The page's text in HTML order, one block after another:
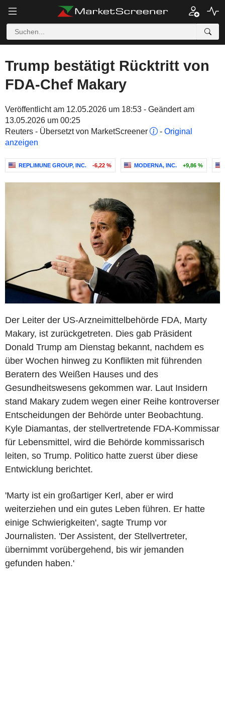
Trump bestätigt Rücktritt von
FDA-Chef Makary
Veröffentlicht am 12.05.2026 um 18:53 - Geändert am
13.05.2026 um 00:25
Reuters - Übersetzt von MarketScreener
- Original
anzeigen
REPLIMUNE GROUP, INC. -6,22 % MODERNA, INC. +9,86 %
Der Leiter der US-Arzneimittelbehörde FDA, Marty
Makary, ist zurückgetreten. Dies gab Präsident
Donald Trump am Dienstag bekannt, nachdem es
über Wochen hinweg zu Konflikten mit führenden
Beratern des Weißen Hauses und des
Gesundheitswesens gekommen war. Laut Insidern
stand Makary zudem wegen einer Reihe kontroverser
Entscheidungen der Behörde unter Beobachtung.
Kyle Diamantas, der stellvertretende FDA-Kommissar
für Lebensmittel, wird die Behörde kommissarisch
leiten, so Trump. Politico hatte zuerst über diese
Entwicklung berichtet.
'Marty ist ein großartiger Kerl, aber er wird
weiterziehen und ein gutes Leben führen. Er hatte
einige Schwierigkeiten', sagte Trump vor
Journalisten. 'Der Assistent, der Stellvertreter,
übernimmt vorübergehend, bis wir jemanden
gefunden haben.'